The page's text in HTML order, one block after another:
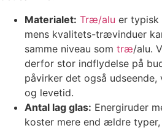
Materialet: Træ/alu er typisk
mens kvalitets-trævinduer
samme niveau som træ/alu.
derfor stor indflydelse på
påvirker det også udseende,
og levetid.
Antal lag glas: Energiruder
koster mere end ældre